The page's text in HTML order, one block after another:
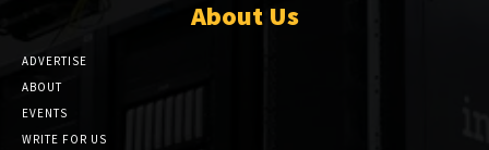
About Us
ADVERTISE
ABOUT
EVENTS
WRITE FOR US